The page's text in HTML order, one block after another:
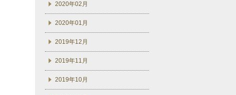
2020年02月
2020年01月
2019年12月
2019年11月
2019年10月